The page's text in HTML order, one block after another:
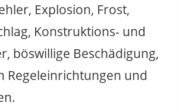
Explosion, Frost,
Konstruktions- und
böswillige Beschädigung,
Regeleinrichtungen und